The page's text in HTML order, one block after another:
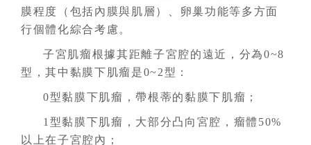
膜程度（包括內膜與肌層）、卵巢功能等多方面
行個體化綜合考慮。
子宮肌瘤根據其距離子宮腔的遠近，分為0~8
型，其中黏膜下肌瘤是0~2型：
0型黏膜下肌瘤，帶根蒂的黏膜下肌瘤；
1型黏膜下肌瘤，大部分凸向宮腔，瘤體50%
以上在子宮腔內；